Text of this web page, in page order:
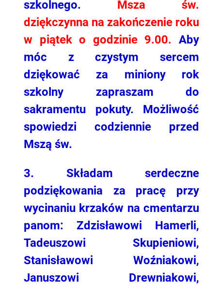
szkolnego. Msza św.
dziękczynna na zakończenie roku
w piątek o godzinie 9.00. Aby
móc z czystym sercem
dziękować za miniony rok
szkolny zapraszam do
sakramentu pokuty. Możliwość
spowiedzi codziennie przed
Mszą św.
3. Składam serdeczne
podziękowania za pracę przy
wycinaniu krzaków na cmentarzu
panom: Zdzisławowi Hamerli,
Tadeuszowi Skupieniowi,
Stanisławowi Woźniakowi,
Januszowi Drewniakowi,